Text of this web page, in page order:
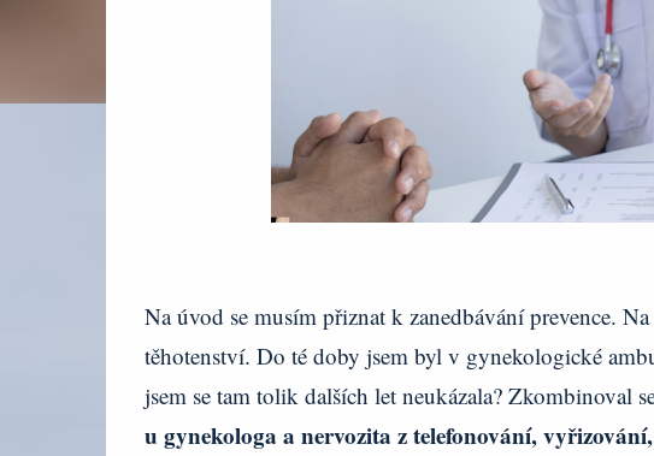
Na úvod se musím přiznat k zanedbávání prevence.
těhotenství. Do té doby jsem byl v gynekologické
jsem se tam tolik dalších let neukázala? Zkombinoval
u gynekologa a nervozita z telefonování,